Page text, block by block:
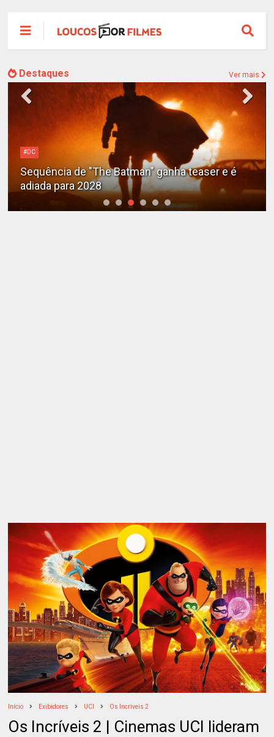
Destaques Ver mais
#DC
Sequência de "The Batman" ganha teaser e é
adiada para 2028
Início Exibidores UCI Os Incriveis 2
Os Incríveis 2 | Cinemas UCI lideram